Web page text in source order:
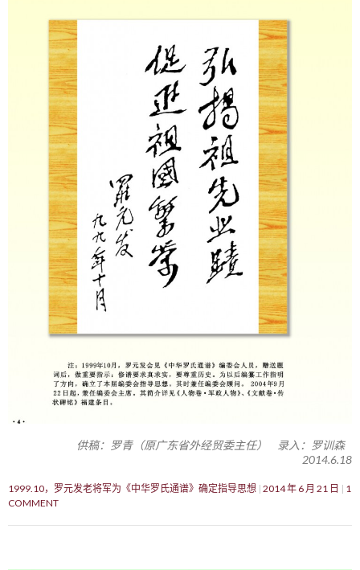
供稿：罗青（原广东省外经贸委主任） 录入：罗训森
2014.6.18
1999.10，罗元发老将军为《中华罗氏通谱》确定指导思想 2014 年 6 月 21 日
1
COMMENT